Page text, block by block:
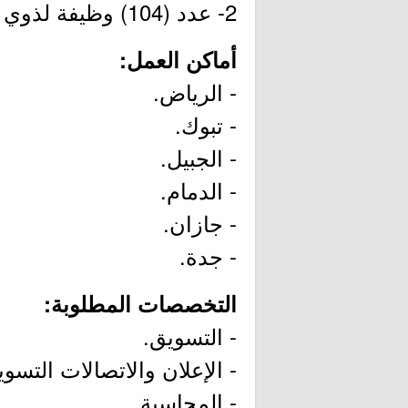
2- عدد (104) وظيفة لذوي الخبرة.
أماكن العمل:
- الرياض.
- تبوك.
- الجبيل.
- الدمام.
- جازان.
- جدة.
التخصصات المطلوبة:
- التسويق.
- الإعلان والاتصالات
- المحاسبة.